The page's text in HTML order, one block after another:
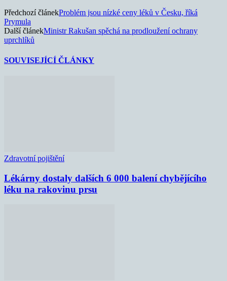
Předchozí článekProblém jsou nízké ceny léků v Česku, říká
Prymula
Další článekMinistr Rakušan spěchá na prodloužení ochrany
uprchlíků
SOUVISEJÍCÍ ČLÁNKY
Zdravotní pojištění
Lékárny dostaly dalších 6 000 balení chybějícího
léku na rakovinu prsu